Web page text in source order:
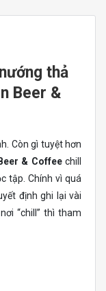
thả
Beer &
Còn gì tuyệt hơn
& Coffeechill
tập. Chính vì quá
định ghi lại vài
“chill” thì tham